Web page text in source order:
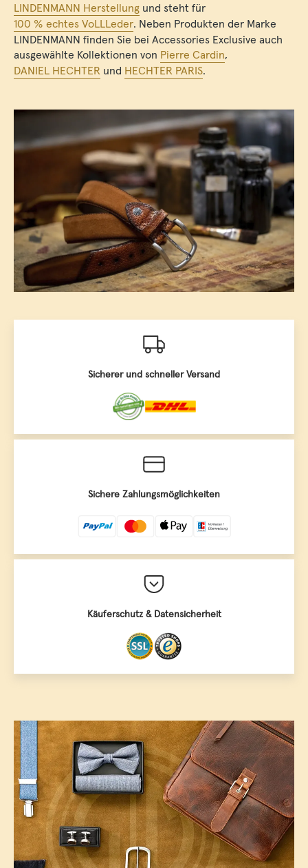
LINDENMANN Herstellung und steht für
100 % echtes VoLLLeder. Neben Produkten der Marke
LINDENMANN finden Sie bei Accessories Exclusive auch
ausgewählte Kollektionen von Pierre Cardin,
DANIEL HECHTER und HECHTER PARIS.
Sicherer und schneller Versand
Sichere Zahlungsmöglichkeiten
Käuferschutz & Datensicherheit